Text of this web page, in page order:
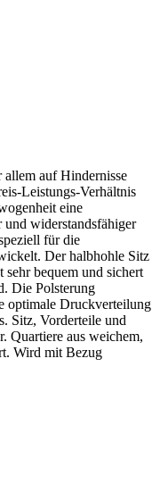
auf Hindernisse
Leistungs-Verhältnis
eine
widerstandsfähiger
für die
Der halbhohle Sitz
bequem und sichert
Die Polsterung
optimale Druckverteilung
Sitz, Vorderteile und
Quartiere aus weichem,
Wird mit Bezug